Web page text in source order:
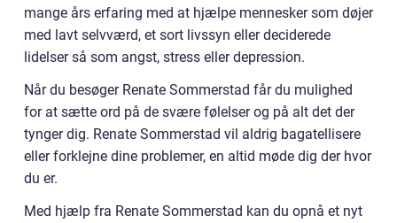
mange års erfaring med at hjælpe mennesker som døjer
med lavt selvværd, et sort livssyn eller deciderede
lidelser så som angst, stress eller depression.
Når du besøger Renate Sommerstad får du mulighed
for at sætte ord på de svære følelser og på alt det der
tynger dig. Renate Sommerstad vil aldrig bagatellisere
eller forklejne dine problemer, en altid møde dig der hvor
du er.
Med hjælp fra Renate Sommerstad kan du opnå et nyt